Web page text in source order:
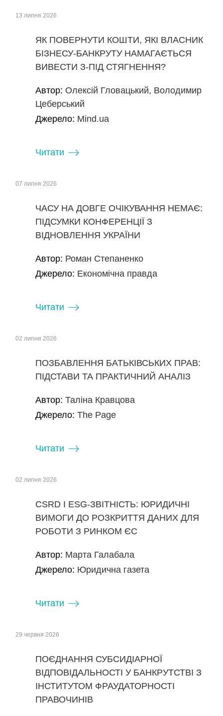
13 липня 2026
ЯК ПОВЕРНУТИ КОШТИ, ЯКІ ВЛАСНИК
БІЗНЕСУ-БАНКРУТУ НАМАГАЄТЬСЯ
ВИВЕСТИ З-ПІД СТЯГНЕННЯ?
Автор: Олексій Гловацький, Володимир
Цеберський
Джерело: Mind.ua
Читати
07 липня 2026
ЧАСУ НА ДОВГЕ ОЧІКУВАННЯ НЕМАЄ:
ПІДСУМКИ КОНФЕРЕНЦІЇ З
ВІДНОВЛЕННЯ УКРАЇНИ
Автор: Роман Степаненко
Джерело: Економічна правда
Читати
02 липня 2026
ПОЗБАВЛЕННЯ БАТЬКІВСЬКИХ ПРАВ:
ПІДСТАВИ ТА ПРАКТИЧНИЙ АНАЛІЗ
Автор:Таліна Кравцова
Джерело:The Page
Читати
02 липня 2026
CSRD І ESG-ЗВІТНІСТЬ: ЮРИДИЧНІ
ВИМОГИ ДО РОЗКРИТТЯ ДАНИХ ДЛЯ
РОБОТИ З РИНКОМ ЄС
Автор: Марта Галабала
Джерело: Юридична газета
Читати
29 червня 2026
ПОЄДНАННЯ СУБСИДІАРНОЇ
ВІДПОВІДАЛЬНОСТІ У БАНКРУТСТВІ З
ІНСТИТУТОМ ФРАУДАТОРНОСТІ
ПРАВОЧИНІВ